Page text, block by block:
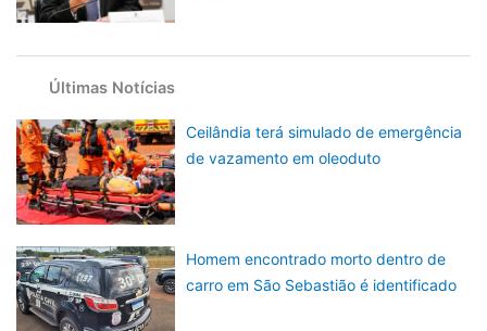
Últimas Notícias
Ceilândia terá simulado de emergência
de vazamento em oleoduto
Homem encontrado morto dentro de
carro em São Sebastião é identificado